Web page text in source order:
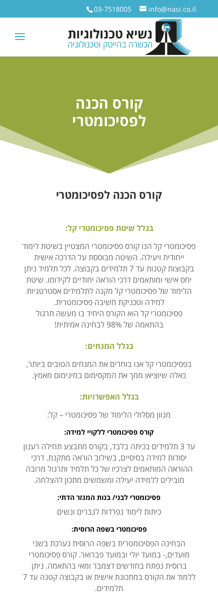
03-7518005 info@nasi.co.il
קורס הכנה
לפסיכומטרי
קורס הכנה לפסיכומטרי
בגלל שיטת פסיכומטרי קל:
פסיכומטרי קל הנו קורס פסיכומטרי המצטיין בשיטת לימוד
ייחודית ויעילה. השיטה מבוססת על הדרכה אישית
בקבוצות קטנות עד 7 תלמידים בקבוצה. לכל תלמיד ניתן
יחס אישי ומותאמים דרכי הוראה יחודיים לקידומו. שיטת
הלימוד של פסיכומטרי קל מקנה לתלמידים אסטרטגיות
למידה וטכניקת חשיבה פסיכומטרית.
פסיכומטרי קל הוא הקורס היחיד בו מעשה תרגול
בהתאמה של 98% לבחינה אמיתית!
בגלל המנחים:
בפסיכומטרי קל אנו בוחרים את המנחים הטובים ביותר,
כאלה שיוציאו ממך את המקסימום במינימום מאמץ.
בגלל האפשרויות:
מגוון מסלולי הלימוד של פסיכומטרי – קל:
קורס פסיכומטרי ללקויי למידה:
עד 3 תלמידים בכיתה בלבד, בקורס מתבצע תחילה רענון
יסודות למידה בסיסיים, בשילוב הוראה מתקנת. דרכי
ההוראה המותאמים לצרכיו של כל תלמיד ותרגול מרובה
מובילים ללמידה יעילה ומשמשים מתכון להצלחה.
פסיכומטרי לבני/ בנות המגזר הדתי:
כיתות לימוד נפרדות לגברים ונשים
פסיכומטרי בשפה הרוסית:
הבחינה הפסיכומטרית בשפה הרוסית נערכת בשני
מועדים,- במועד יולי ובמועד פברואר. קורס פסיכומטרי
ברוסית נפתח בחודשים דצמבר ומאי בהתאמה. ניתן
ללמוד את הקורס במתכונת אישית או בקבוצה קטנה עד 7
תלמידים.